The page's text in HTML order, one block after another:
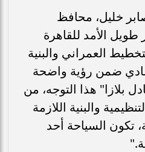
خليل، محافظ
طويل الأمد للقاهرة
العمراني والبنية
ضمن رؤية واضحة
بلازا" هذا التوجه، من
والبنية اللازمة
تكون السياحة أحد